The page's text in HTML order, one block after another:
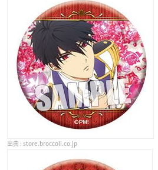
store.broccoli.co.jp